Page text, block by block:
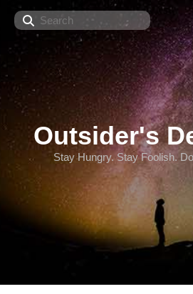
Search
Outsider's
Stay Hungry. Stay Foolish.